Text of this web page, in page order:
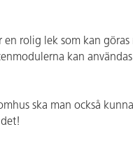
rolig lek som kan
kan
ska man också